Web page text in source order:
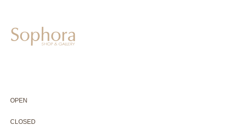
OPEN
CLOSED